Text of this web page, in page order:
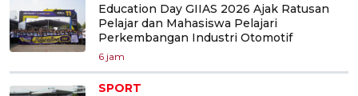
Education Day GIIAS 2026 Ajak Ratusan
Pelajar dan Mahasiswa Pelajari
Perkembangan Industri Otomotif
6 jam
SPORT